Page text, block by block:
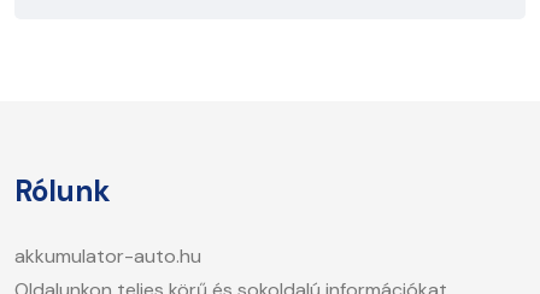
Rólunk
akkumulator-auto.hu